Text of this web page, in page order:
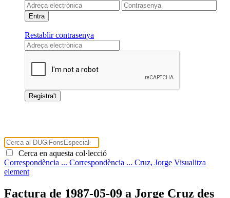
Restablir contrasenya
Cerca en aquesta col·lecció
Correspondència ... Correspondència ... Cruz, Jorge Visualitza
element
Factura de 1987-05-09 a Jorge Cruz des